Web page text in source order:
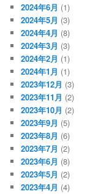
2024年6月 (1)
2024年5月 (3)
2024年4月 (8)
2024年3月 (3)
2024年2月 (1)
2024年1月 (1)
2023年12月 (3)
2023年11月 (2)
2023年10月 (2)
2023年9月 (5)
2023年8月 (6)
2023年7月 (2)
2023年6月 (8)
2023年5月 (2)
2023年4月 (4)